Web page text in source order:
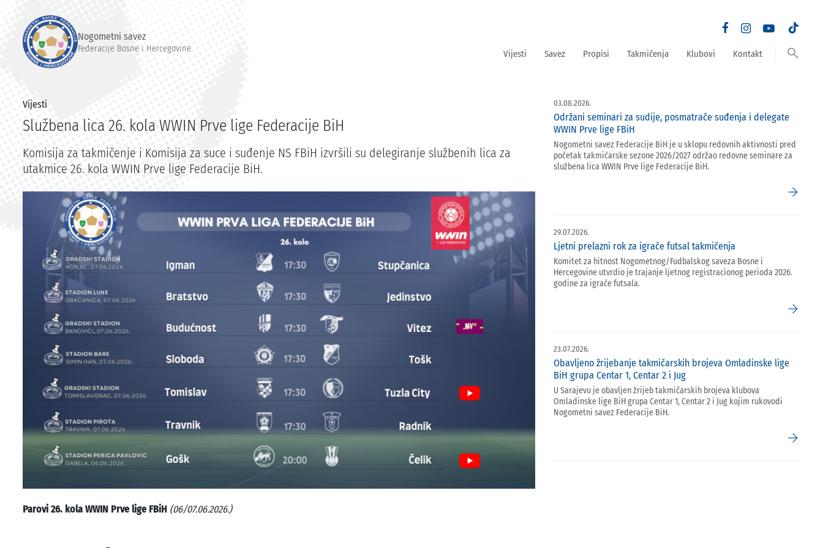
Nogometni savez
Federacije Bosne i Hercegovine Vijesti Savez Propisi Takmičenja Klubovi Kontakt search
Vijesti
Službena lica 26. kola WWIN Prve lige Federacije BiH
Komisija za takmičenje i Komisija za suce i suđenje NS FBiH izvršili su delegiranje službenih lica za
utakmice 26. kola WWIN Prve lige Federacije BiH.
Parovi 26. kola WWIN Prve lige FBiH (06/07.06.2026.)
03.08.2026.
Održani seminari za sudije, posmatrače suđenja i delegate
WWIN Prve lige FBiH
Nogometni savez Federacije BiH je u sklopu redovnih aktivnosti pred
početak takmičarske sezone 2026/2027 održao redovne seminare za
službena lica WWIN Prve lige Federacije BiH.
arrow_forward
29.07.2026.
Ljetni prelazni rok za igrače futsal takmičenja
Komitet za hitnost Nogometnog/Fudbalskog saveza Bosne i
Hercegovine utvrdio je trajanje ljetnog registracionog perioda 2026.
godine za igrače futsala.
arrow_forward
23.07.2026.
Obavljeno žrijebanje takmičarskih brojeva Omladinske lige
BiH grupa Centar 1, Centar 2 i Jug
U Sarajevu je obavljen žrijeb takmičarskih brojeva klubova
Omladinske lige BiH grupa Centar 1, Centar 2 i Jug kojim rukovodi
Nogometni savez Federacije BiH.
arrow_forward